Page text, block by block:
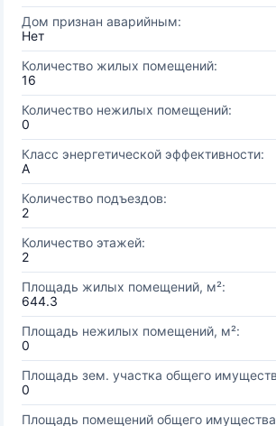
Дом признан аварийным:
Нет
Количество жилых помещений:
16
Количество нежилых помещений:
0
Класс энергетической эффективности:
A
Количество подъездов:
2
Количество этажей:
2
Площадь жилых помещений, м²:
644.3
Площадь нежилых помещений, м²:
0
Площадь зем. участка общего
0
Площадь помещений общего